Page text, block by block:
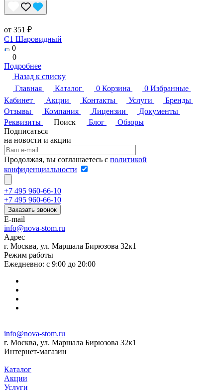
от 351 ₽
C1 Шаровидный
0
0
Подробнее
Назад к списку
Главная
Каталог 0 Корзина 0 Избранные
Кабинет
Акции Контакты Услуги
Бренды
Отзывы
Компания Лицензии
Документы
Реквизиты
Поиск Блог
Обзоры
Подписаться
на новости и акции
Продолжая, вы соглашаетесь с политикой
конфиденциальности
+7 495 960-66-10
+7 495 960-66-10
Заказать звонок
E-mail
info@nova-stom.ru
Адрес
г. Москва, ул. Маршала Бирюзова 32к1
Режим работы
Ежедневно: с 9:00 до 20:00
info@nova-stom.ru
г. Москва, ул. Маршала Бирюзова 32к1
Интернет-магазин
Каталог
Акции
Услуги